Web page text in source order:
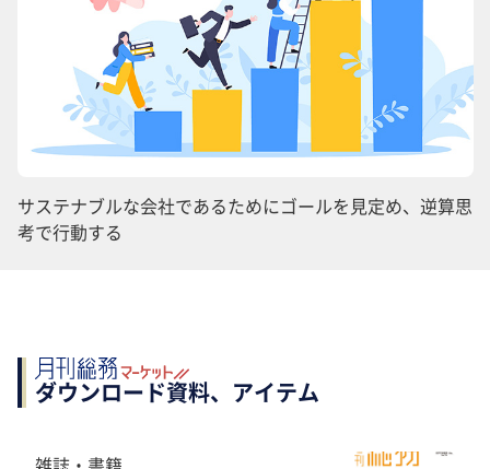
サステナブルな会社であるためにゴールを見定め、逆算思
考で行動する
ダウンロード資料、アイテム